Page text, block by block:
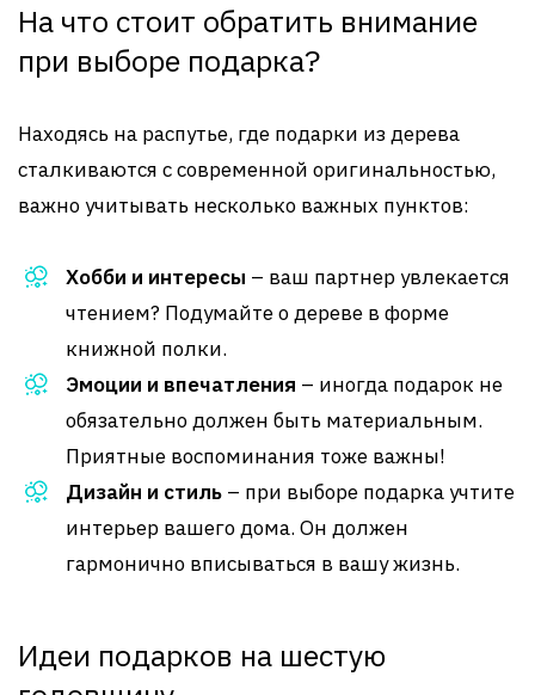
На что стоит обратить внимание
при выборе подарка?
Находясь на распутье, где подарки из дерева
сталкиваются с современной оригинальностью,
важно учитывать несколько важных пунктов:
Хобби и интересы – ваш партнер увлекается
чтением? Подумайте о дереве в форме
книжной полки.
Эмоции и впечатления – иногда подарок не
обязательно должен быть материальным.
Приятные воспоминания тоже важны!
Дизайн и стиль – при выборе подарка учтите
интерьер вашего дома. Он должен
гармонично вписываться в вашу жизнь.
Идеи подарков на шестую